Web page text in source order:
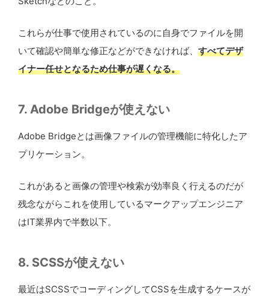
これらが仕事で使用されているのに自身でファイルを開
いて確認や簡単な修正などができなければ、 すべてデザ
イナー任せとなるため仕事が遅くなる。
7. Adobe Bridgeが使えない
Adobe Bridgeとは画像ファイルの管理機能に特化したア
プリケーション。
これがあると画像の管理や検索が効率良く行えるのだが
残念ながらこれを使用しているマークアップエンジニア
はIT業界内で半数以下。
8. SCSSが使えない
最近はSCSSでコーディングしてCSSを生成するケースが